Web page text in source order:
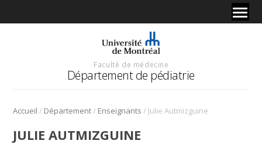
Faculté de médecine
Département de pédiatrie
Accueil / Département/ Enseignants / Julie Autmizguine
JULIE AUTMIZGUINE